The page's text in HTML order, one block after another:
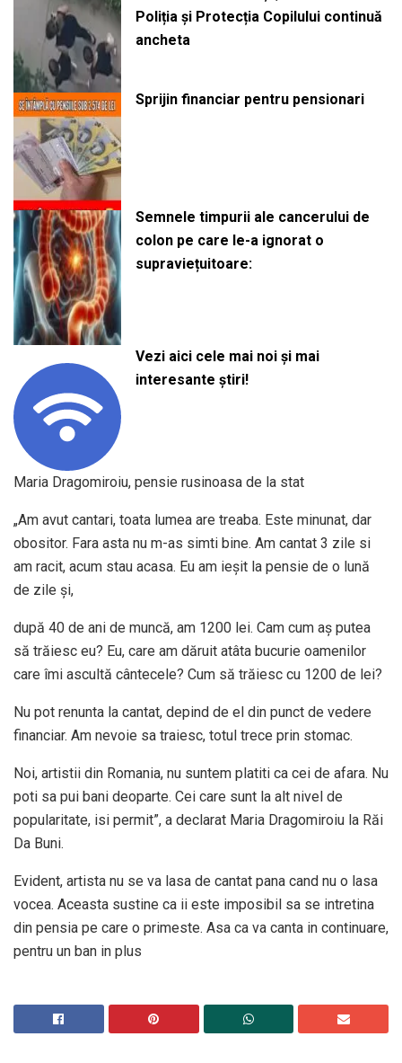
Poliția și Protecția Copilului continuă
ancheta
Sprijin financiar pentru pensionari
Semnele timpurii ale cancerului de
colon pe care le-a ignorat o
supraviețuitoare:
Vezi aici cele mai noi și mai
interesante știri!
Maria Dragomiroiu, pensie rusinoasa de la stat
„Am avut cantari, toata lumea are treaba. Este minunat, dar
obositor. Fara asta nu m-as simti bine. Am cantat 3 zile si
am racit, acum stau acasa. Eu am ieşit la pensie de o lună
de zile şi,
după 40 de ani de muncă, am 1200 lei. Cam cum aş putea
să trăiesc eu? Eu, care am dăruit atâta bucurie oamenilor
care îmi ascultă cântecele? Cum să trăiesc cu 1200 de lei?
Nu pot renunta la cantat, depind de el din punct de vedere
financiar. Am nevoie sa traiesc, totul trece prin stomac.
Noi, artistii din Romania, nu suntem platiti ca cei de afara. Nu
poti sa pui bani deoparte. Cei care sunt la alt nivel de
popularitate, isi permit”, a declarat Maria Dragomiroiu la Răi
Da Buni.
Evident, artista nu se va lasa de cantat pana cand nu o lasa
vocea. Aceasta sustine ca ii este imposibil sa se intretina
din pensia pe care o primeste. Asa ca va canta in continuare,
pentru un ban in plus